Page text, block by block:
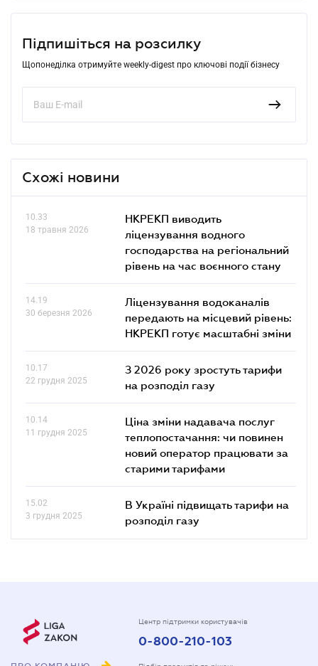
Підпишіться на розсилку
Щопонеділка отримуйте weekly-digest про ключові події бізнесу
Схожі новини
10.33
18 травня 2026
НКРЕКП виводить
ліцензування водного
господарства на регіональний
рівень на час воєнного стану
14.19
30 березня 2026
Ліцензування водоканалів
передають на місцевий рівень:
НКРЕКП готує масштабні зміни
10.17
22 грудня 2025
З 2026 року зростуть тарифи
на розподіл газу
10.14
11 грудня 2025
Ціна зміни надавача послуг
теплопостачання: чи повинен
новий оператор працювати за
старими тарифами
15.02
3 грудня 2025
В Україні підвищать тарифи на
розподіл газу
Центр підтримки користувачів
0-800-210-103